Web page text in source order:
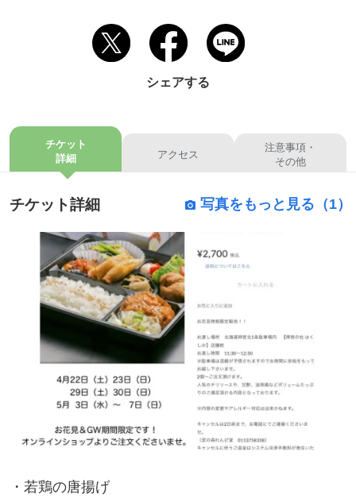
シェアする
チケット
詳細
アクセス
注意事項・
その他
チケット詳細 写真をもっと見る（1）
・若鶏の唐揚げ